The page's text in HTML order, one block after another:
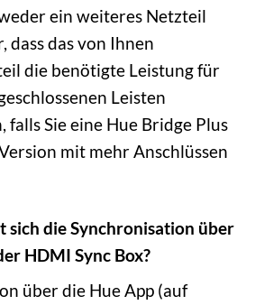
ein weiteres Netzteil
dass das von Ihnen
die benötigte Leistung für
Leisten
Sie eine Hue Bridge Plus
mit mehr Anschlüssen
sich die Synchronisation über
HDMI Sync Box?
über die Hue App (auf